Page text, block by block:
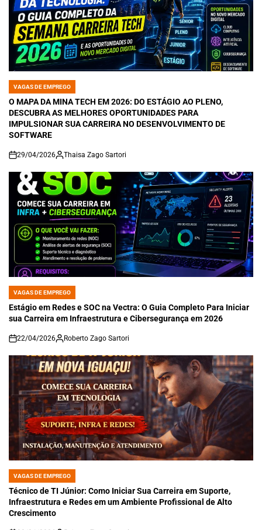
POSTED
IN
VAGAS DE EMPREGO
O MAPA DA MINA TECH EM 2026: DO ESTÁGIO AO PLENO,
DESCUBRA AS MELHORES OPORTUNIDADES PARA
IMPULSIONAR SUA CARREIRA NO DESENVOLVIMENTO DE
SOFTWARE
on
29/04/2026 Thaisa Zago Sartori
POSTED
IN
VAGAS DE EMPREGO
Estágio em Redes e SOC na Vectra: O Guia Completo Para Iniciar
sua Carreira em Infraestrutura e Cibersegurança em 2026
on
22/04/2026 Roberto Zago Sartori
POSTED
IN
VAGAS DE EMPREGO
Técnico de TI Júnior: Como Iniciar Sua Carreira em Suporte,
Infraestrutura e Redes em um Ambiente Profissional de Alto
Crescimento